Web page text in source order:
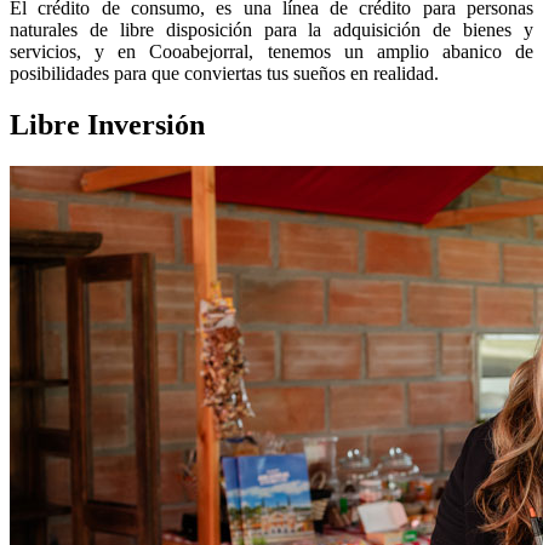
El crédito de consumo, es una línea de crédito para personas
naturales de libre disposición para la adquisición de bienes y
servicios, y en Cooabejorral, tenemos un amplio abanico de
posibilidades para que conviertas tus sueños en realidad.
Libre Inversión